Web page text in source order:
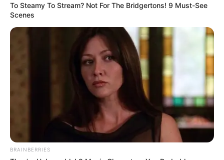
To Steamy To Stream? Not For The Bridgertons! 9 Must-See
Scenes
BRAINBERRIES